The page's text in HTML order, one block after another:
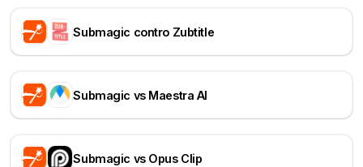
Submagic contro Zubtitle
Submagic vs Maestra AI
Submagic vs Opus Clip